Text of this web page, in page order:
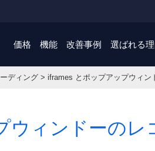
選ばれる
改善事例
機能
価格
ディング > iframes とポップアップウィン
ウィンドーのレ